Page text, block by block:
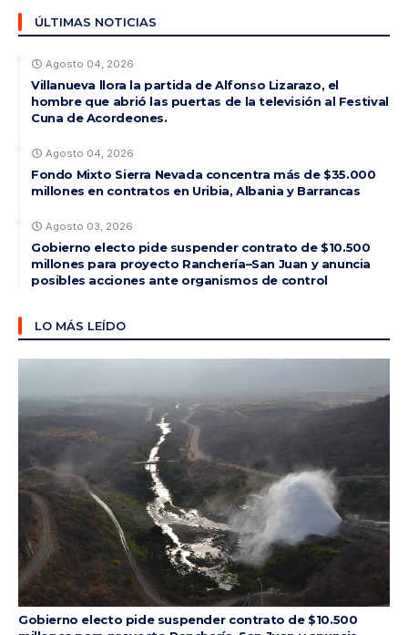
ÚLTIMAS NOTICIAS
Agosto 04, 2026
Villanueva llora la partida de Alfonso Lizarazo, el
hombre que abrió las puertas de la televisión al Festival
Cuna de Acordeones.
Agosto 04, 2026
Fondo Mixto Sierra Nevada concentra más de $35.000
millones en contratos en Uribia, Albania y Barrancas
Agosto 03, 2026
Gobierno electo pide suspender contrato de $10.500
millones para proyecto Ranchería–San Juan y anuncia
posibles acciones ante organismos de control
LO MÁS LEÍDO
Gobierno electo pide suspender contrato de $10.500